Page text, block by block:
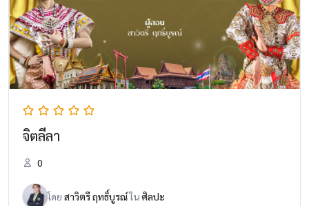
จิตลีลา
0
โดย สาวิตรี ฤทธิ์บูรณ์ในศิลปะ